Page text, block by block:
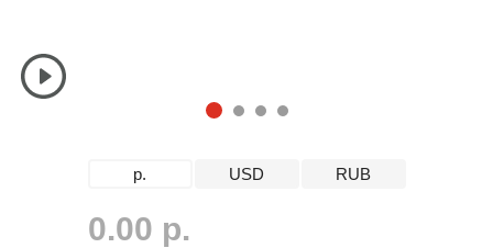
1 2 3 4
р. USD RUB
0.00 р.